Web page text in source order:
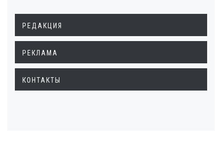
РЕДАКЦИЯ
РЕКЛАМА
КОНТАКТЫ